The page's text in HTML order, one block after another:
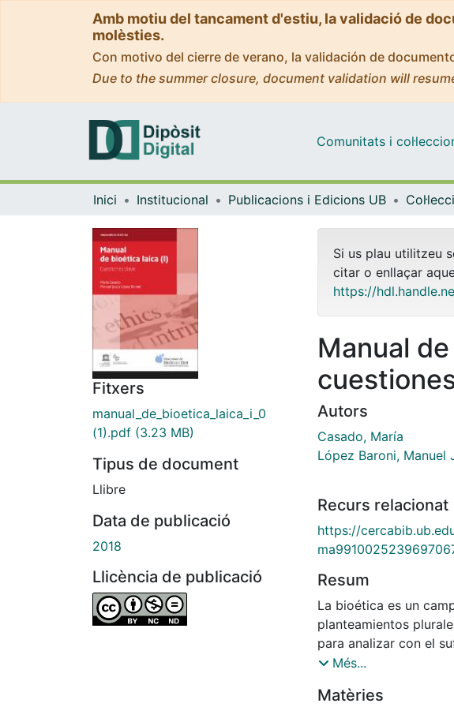
Amb motiu del tancament d'estiu, la validació de
molèsties.
Con motivo del cierre de verano, la validación de
Due to the summer closure, document validation will
Comunitats i
Inici Institucional Publicacions i Edicions UB
Fitxers
manual_de_bioetica_laica_i_0
(1).pdf (3.23 MB)
Tipus de document
Llibre
Data de publicació
2018
Llicència de publicació
Si us plau utilitzeu
citar o enllaçar
https://
Manual
Autors
Casado, María
López Baroni, Manuel
Recurs relacionat
https://
Resum
La bioética es un
planteamientos
para analizar con el
éticas, legales y
bioética laica (I), fruto
Més...
Matèries